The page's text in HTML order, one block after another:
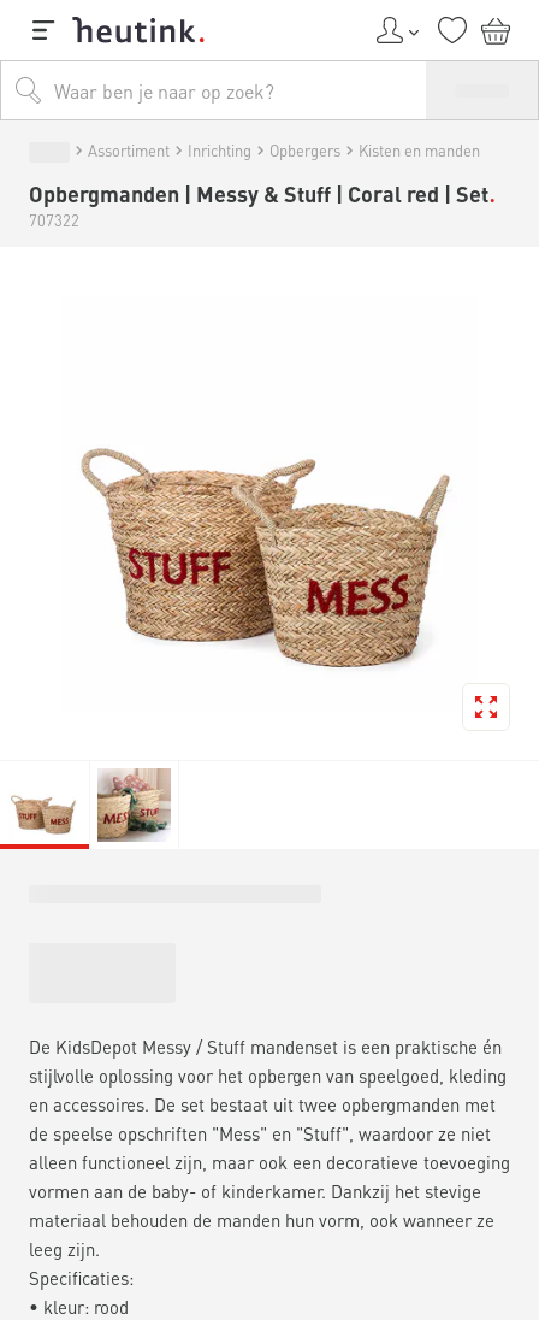
Assortiment Inrichting Opbergers Kisten en manden
Opbergmanden | Messy & Stuff | Coral red | Set
707322
De KidsDepot Messy / Stuff mandenset is een praktische én
stijlvolle oplossing voor het opbergen van speelgoed, kleding
en accessoires. De set bestaat uit twee opbergmanden met
de speelse opschriften "Mess" en "Stuff", waardoor ze niet
alleen functioneel zijn, maar ook een decoratieve toevoeging
vormen aan de baby- of kinderkamer. Dankzij het stevige
materiaal behouden de manden hun vorm, ook wanneer ze
leeg zijn.
Specificaties:
• kleur: rood